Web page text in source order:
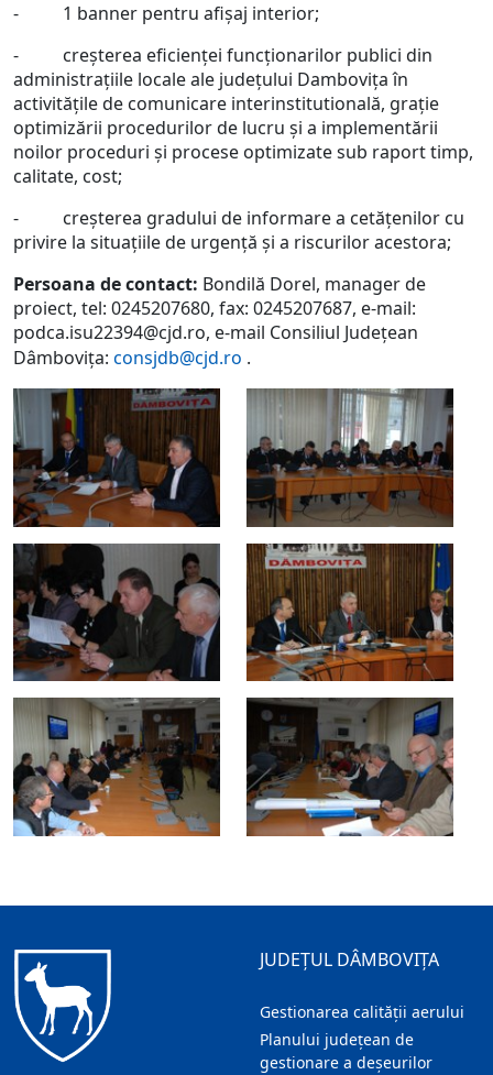
- 1 banner pentru afișaj interior;
- creșterea eficienței funcționarilor publici din
administrațiile locale ale județului Dambovița în
activitățile de comunicare interinstitutională, grație
optimizării procedurilor de lucru și a implementării
noilor proceduri și procese optimizate sub raport timp,
calitate, cost;
- creșterea gradului de informare a cetățenilor cu
privire la situațiile de urgență și a riscurilor acestora;
Persoana de contact: Bondilă Dorel, manager de
proiect, tel: 0245207680, fax: 0245207687, e-mail:
podca.isu22394@cjd.ro, e-mail Consiliul Județean
Dâmbovița: consjdb@cjd.ro .
JUDEȚUL DÂMBOVIȚA
Gestionarea calității aerului
Planului județean de
gestionare a deșeurilor